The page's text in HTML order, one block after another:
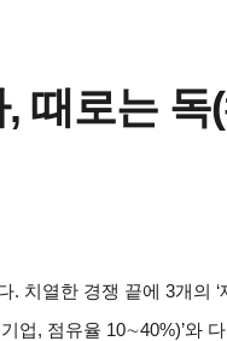
때로는 독
. 치열한 경쟁 끝에 3개의
업, 점유율 10∼40%)’와